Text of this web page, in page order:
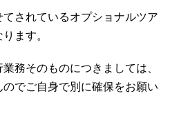
されているオプショナルツア
ます。
務そのものにつきましては、
でご自身で別に確保をお願い